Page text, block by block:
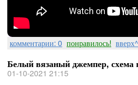
комментарии: 0 понравилось! вверх^
Белый вязаный джемпер, схема
01-10-2021 21:15